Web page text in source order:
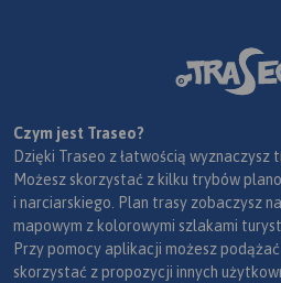
Czym jest Traseo?
Dzięki Traseo z łatwością wyznaczysz
Możesz skorzystać z kilku trybów
i narciarskiego. Plan trasy zobaczysz
mapowym z kolorowymi szlakami
Przy pomocy aplikacji możesz
skorzystać z propozycji innych